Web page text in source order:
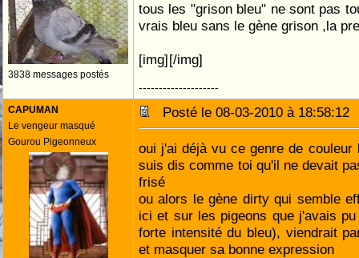
3838 messages postés
tous les "grison bleu" ne sont pas
vrais bleu sans le gène grison ,la
[img][/img]
--------------------
CAPUMAN
Le vengeur masqué
Gourou Pigeonneux
Posté le 08-03-2010 à
oui j'ai déjà vu ce genre de
suis dis comme toi qu'il ne devait
frisé
ou alors le gène dirty qui semble
ici et sur les pigeons que j'avais
forte intensité du bleu), viendrait
et masquer sa bonne expression